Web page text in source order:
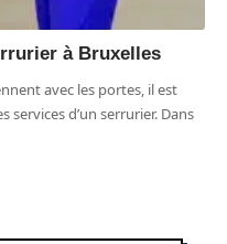
à Bruxelles
avec les portes, il est
services d’un serrurier. Dans